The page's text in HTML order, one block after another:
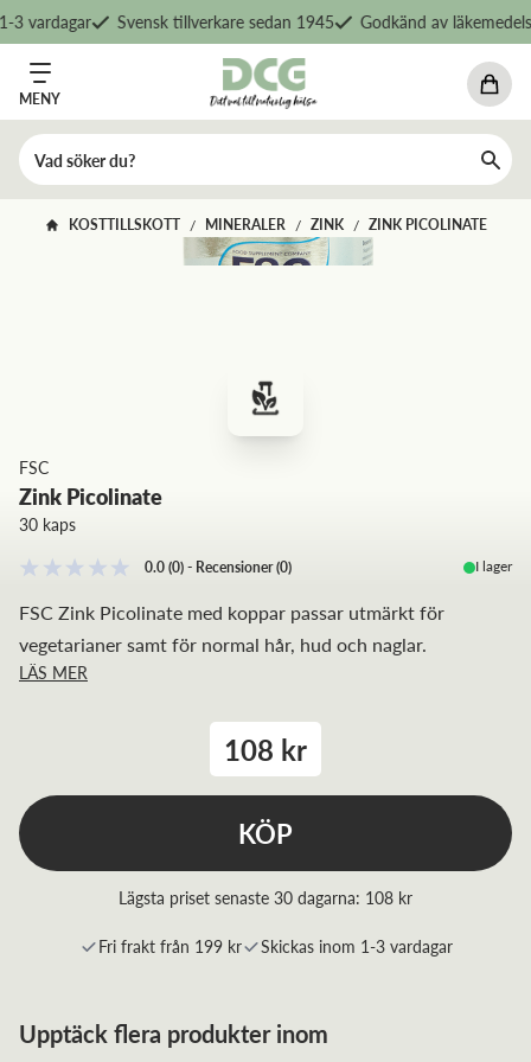
vardagar Svensk tillverkare sedan 1945 Godkänd av
MENY
KOSTTILLSKOTT / MINERALER / ZINK / ZINK PICOLINATE
FSC
Zink Picolinate
30 kaps
0.0(0)- Recensioner(0) I lager
FSC Zink Picolinate med koppar passar utmärkt för
vegetarianer samt för normal hår, hud och naglar.
LÄS MER
108 kr
KÖP
Lägsta priset senaste 30 dagarna: 108 kr
Fri frakt från 199 kr Skickas inom 1-3 vardagar
Upptäck flera produkter inom